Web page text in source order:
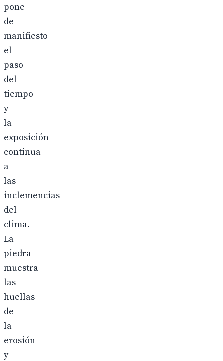
pone
de
manifiesto
el
paso
del
tiempo
y
la
exposición
continua
a
las
inclemencias
del
clima.
La
piedra
muestra
las
huellas
de
la
erosión
y